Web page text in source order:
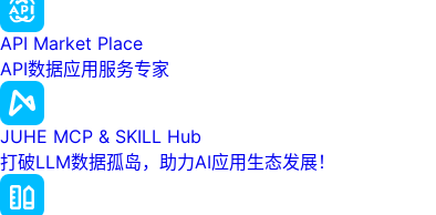
API Market Place
API数据应用服务专家
JUHE MCP & SKILL Hub
打破LLM数据孤岛，助力AI应用生态发展！